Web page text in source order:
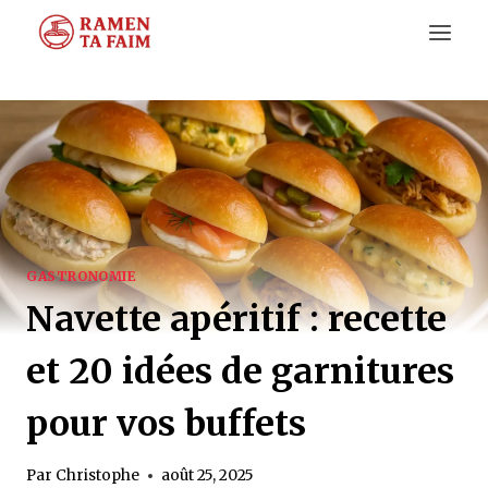
GASTRONOMIE
Navette apéritif : recette
et 20 idées de garnitures
pour vos buffets
Par Christophe août 25, 2025